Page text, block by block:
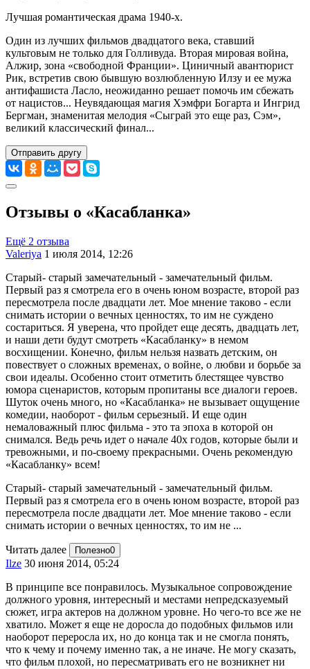
Лучшая романтическая драма 1940-х.
Один из лучших фильмов двадцатого века, ставший
культовым не только для Голливуда. Вторая мировая война,
Алжир, зона «свободной Франции». Циничный авантюрист
Рик, встретив свою бывшую возлюбленную Илзу и ее мужа
антифашиста Ласло, неожиданно решает помочь им сбежать
от нацистов... Неувядающая магия Хэмфри Богарта и Ингрид
Бергман, знаменитая мелодия «Сыграй это еще раз, Сэм»,
великий классический финал...
Отправить другу
Отзывы о «Касабланка»
Ещё 2 отзыва
Valeriya 1 июля 2014, 12:26
Старый- старый замечательный - замечательный фильм.
Первый раз я смотрела его в очень юном возрасте, второй раз
пересмотрела после двадцати лет. Мое мнение таково - если
снимать истории о вечных ценностях, то им не суждено
состариться. Я уверена, что пройдет еще десять, двадцать лет,
и наши дети будут смотреть «Касабланку» в немом
восхищении. Конечно, фильм нельзя назвать детским, он
повествует о сложных временах, о войне, о любви и борьбе за
свои идеалы. Особенно стоит отметить блестящее чувство
юмора сценаристов, которым пропитаны все диалоги героев.
Шуток очень много, но «Касабланка» не вызывает ощущение
комедии, наоборот - фильм серьезный. И еще один
немаловажный плюс фильма - это та эпоха в которой он
снимался. Ведь речь идет о начале 40х годов, которые были и
тревожными, и по-своему прекрасными. Очень рекомендую
«Касабланку» всем!
Старый- старый замечательный - замечательный фильм.
Первый раз я смотрела его в очень юном возрасте, второй раз
пересмотрела после двадцати лет. Мое мнение таково - если
снимать истории о вечных ценностях, то им не ...
Читать далее Полезно0
Ilze 30 июня 2014, 05:24
В принципе все понравилось. Музыкальное сопровождение
должного уровня, интересный и местами непредсказуемый
сюжет, игра актеров на должном уровне. Но чего-то все же не
хватило. Может я еще не доросла до подобных фильмов или
наоборот переросла их, но до конца так и не смогла понять,
что к чему и почему именно так, а не иначе. Не могу сказать,
что фильм плохой, но пересматривать его не возникнет ни